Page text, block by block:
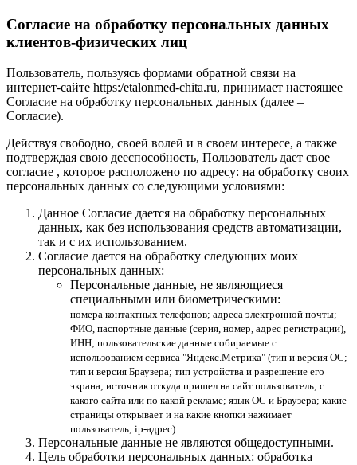
Согласие на обработку персональных данных
клиентов-физических лиц
Пользователь, пользуясь формами обратной связи на
интернет-сайте https:/etalonmed-chita.ru, принимает настоящее
Согласие на обработку персональных данных (далее –
Согласие).
Действуя свободно, своей волей и в своем интересе, а также
подтверждая свою дееспособность, Пользователь дает свое
согласие , которое расположено по адресу: на обработку своих
персональных данных со следующими условиями:
Данное Согласие дается на обработку персональных
данных, как без использования средств автоматизации,
так и с их использованием.
Согласие дается на обработку следующих моих
персональных данных:
Персональные данные, не являющиеся
специальными или биометрическими:
номера контактных телефонов; адреса электронной почты;
ФИО, паспортные данные (серия, номер, адрес регистрации),
ИНН; пользовательские данные собираемые с
использованием сервиса "Яндекс.Метрика" (тип и версия ОС;
тип и версия Браузера; тип устройства и разрешение его
экрана; источник откуда пришел на сайт пользователь; с
какого сайта или по какой рекламе; язык ОС и Браузера; какие
страницы открывает и на какие кнопки нажимает
пользователь; ip-адрес).
Персональные данные не являются общедоступными.
Цель обработки персональных данных: обработка